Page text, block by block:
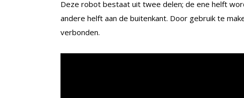
Deze robot bestaat uit twee delen; de ene helft
andere helft aan de buitenkant. Door gebruik te
verbonden.